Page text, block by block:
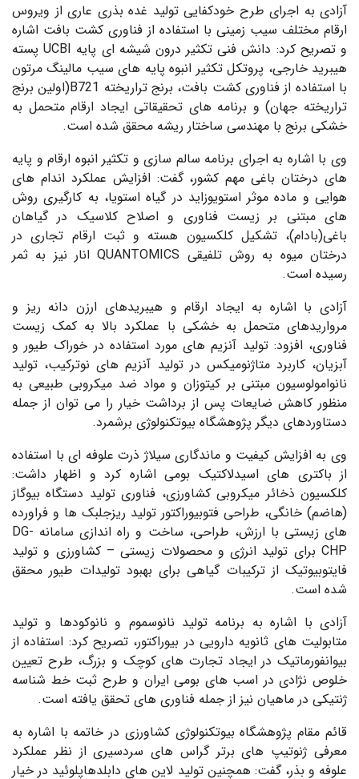
آزادی به اجرای طرح خودکفایی تولید غده بذری عاری از ویروس
ارقام مختلف سیب زمینی با استفاده از فناوری کشت بافت اشاره
و تصریح کرد: دانش فنی تکثیر درون شیشه ای پایه UCBI پسته
هیبرید خارجی، پروتکل تکثیر انبوه پایه های سیب مالینگ مرتون
با استفاده از فناوری کشت بافت، برنج تراریخته B721(اولین برنج
تراریخته جهان) و برنامه های تحقیقاتی ایجاد ارقام متحمل به
خشکی برنج با مهندسی ساختار ریشه محقق شده است.
وی با اشاره به اجرای برنامه سالم سازی و تکثیر انبوه ارقام و پایه
های درختان باغی مهم کشور، گفت: افزایش عملکرد اندام های
هوایی و ماده موثر استویوزاید در گیاه استویا، به کارگیری روش
های مبتنی بر زیست فناوری و اصلاح کلاسیک در گیاهان
باغی(بادام)، تشکیل کلکسیون هسته و ثبت ارقام تجاری در
درختان میوه به روش تلفیقی QUANTOMICS انار نیز به ثمر
رسیده است.
آزادی با اشاره به ایجاد ارقام و هیبریدهای ارزن دانه ریز و
مرواریدهای متحمل به خشکی با عملکرد بالا به کمک زیست
فناوری، افزود: تولید آنزیم های مورد استفاده در خوراک طیور و
آبزیان، کاربرد متاژنومیکس در تولید آنزیم های نوترکیب، تولید
نانوامولوسیون مبتنی بر کیتوزان و مواد ضد میکروبی طبیعی به
منظور کاهش ضایعات پس از برداشت خیار را می توان از جمله
دستاوردهای دیگر پژوهشگاه بیوتکنولوژی برشمرد.
وی به افزایش کیفیت و ماندگاری سیلاژ ذرت علوفه ای با استفاده
از باکتری های اسیدلاکتیک بومی اشاره کرد و اظهار داشت:
کلکسیون ذخائر میکروبی کشاورزی، فناوری تولید دستگاه بیوگاز
(هاضم) خانگی، طراحی فتوبیوراکتور تولید ریزجلبک ها و فراورده
های زیستی با ارزش، طراحی، ساخت و راه اندازی سامانه DG-
CHP برای تولید انرژی و محصولات زیستی
– کشاورزی و تولید
فایتوبیوتیک از ترکیبات گیاهی برای بهبود تولیدات طیور محقق
شده است.
آزادی با اشاره به برنامه تولید نانوسموم و نانوکودها و تولید
متابولیت های ثانویه دارویی در بیوراکتور، تصریح کرد: استفاده از
بیوانفورماتیک در ایجاد تجارت های کوچک و بزرگ، طرح تعیین
خلوص نژادی در اسب های بومی ایران و طرح ثبت خط شناسه
ژنتیکی در ماهیان نیز از جمله فناوری های تحقق یافته است.
قائم مقام پژوهشگاه بیوتکنولوژی کشاورزی در خاتمه با اشاره به
معرفی ژنوتیپ های برتر گراس های سردسیری از نظر عملکرد
علوفه و بذر، گفت: همچنین تولید لاین های دابلدهاپلوئید در خیار